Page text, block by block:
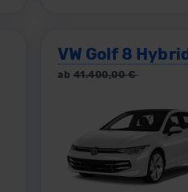
VW Golf 8
ab 41.400,00€